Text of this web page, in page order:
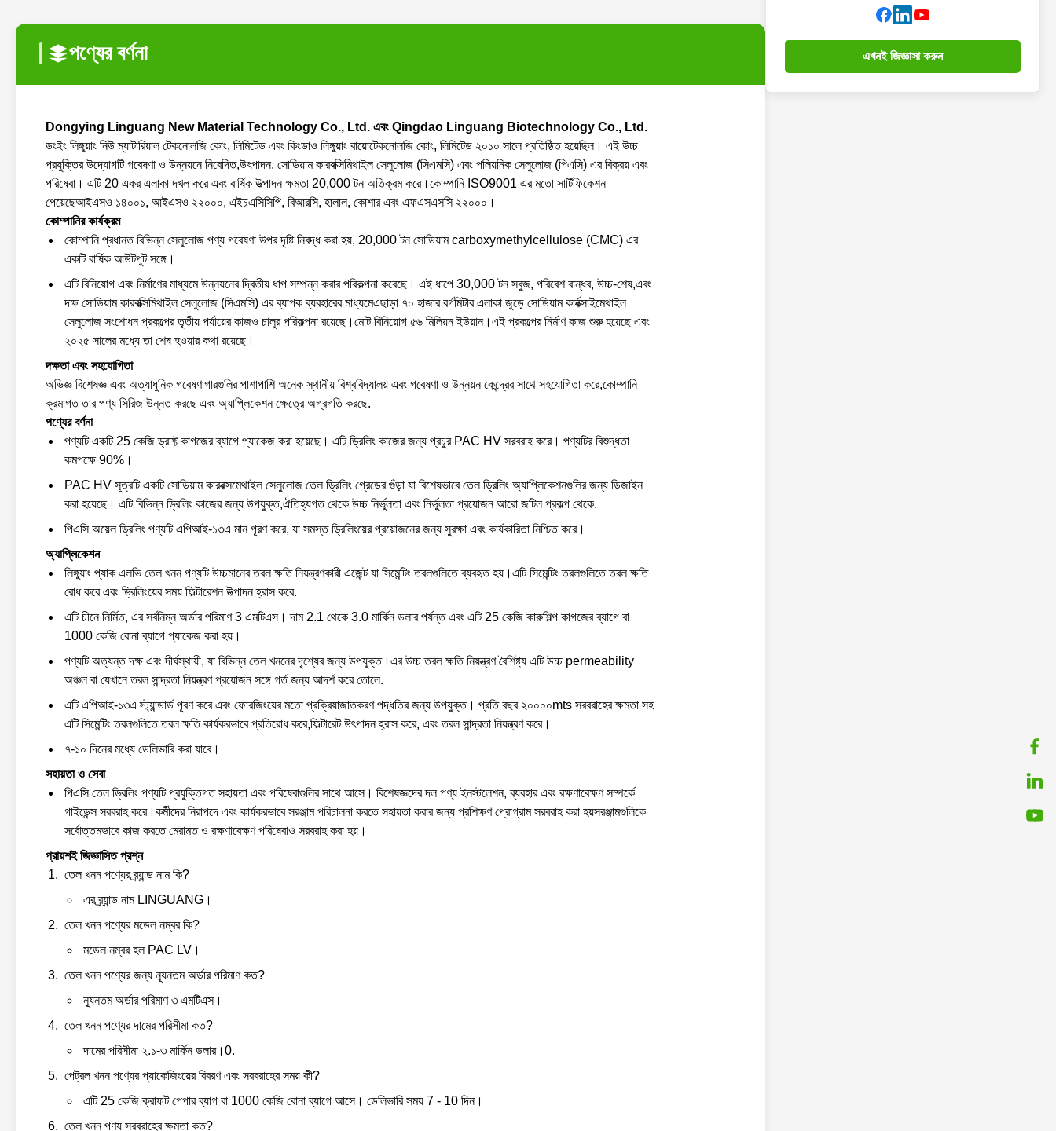
পণ্যের বর্ণনা
Dongying Linguang New Material Technology Co., Ltd. এবং Qingdao Linguang Biotechnology Co., Ltd.
ডংইং লিঙ্গুয়াং নিউ ম্যাটারিয়াল টেকনোলজি কোং, লিমিটেড এবং কিংডাও লিঙ্গুয়াং বায়োটেকনোলজি কোং, লিমিটেড ২০১০ সালে প্রতিষ্ঠিত হয়েছিল। এই উচ্চ
প্রযুক্তির উদ্যোগটি গবেষণা ও উন্নয়নে নিবেদিত,উৎপাদন, সোডিয়াম কারবক্সিমিথাইল সেলুলোজ (সিএমসি) এবং পলিয়নিক সেলুলোজ (পিএসি) এর বিক্রয় এবং
পরিষেবা। এটি 20 একর এলাকা দখল করে এবং বার্ষিক উত্পাদন ক্ষমতা 20,000 টন অতিক্রম করে।কোম্পানি ISO9001 এর মতো সার্টিফিকেশন
পেয়েছেআইএসও ১৪০০১, আইএসও ২২০০০, এইচএসিসিপি, বিআরসি, হালাল, কোশার এবং এফএসএসসি ২২০০০।
কোম্পানির কার্যক্রম
কোম্পানি প্রধানত বিভিন্ন সেলুলোজ পণ্য গবেষণা উপর দৃষ্টি নিবদ্ধ করা হয়, 20,000 টন সোডিয়াম carboxymethylcellulose (CMC) এর
একটি বার্ষিক আউটপুট সঙ্গে।
এটি বিনিয়োগ এবং নির্মাণের মাধ্যমে উন্নয়নের দ্বিতীয় ধাপ সম্পন্ন করার পরিকল্পনা করেছে। এই ধাপে 30,000 টন সবুজ, পরিবেশ বান্ধব, উচ্চ-শেষ,এবং
দক্ষ সোডিয়াম কারবক্সিমিথাইল সেলুলোজ (সিএমসি) এর ব্যাপক ব্যবহারের মাধ্যমেএছাড়া ৭০ হাজার বর্গমিটার এলাকা জুড়ে সোডিয়াম কার্বক্সাইমেথাইল
সেলুলোজ সংশোধন প্রকল্পের তৃতীয় পর্যায়ের কাজও চালুর পরিকল্পনা রয়েছে।মোট বিনিয়োগ ৫৬ মিলিয়ন ইউয়ান।এই প্রকল্পের নির্মাণ কাজ শুরু হয়েছে এবং
২০২৫ সালের মধ্যে তা শেষ হওয়ার কথা রয়েছে।
দক্ষতা এবং সহযোগিতা
অভিজ্ঞ বিশেষজ্ঞ এবং অত্যাধুনিক গবেষণাগারগুলির পাশাপাশি অনেক স্থানীয় বিশ্ববিদ্যালয় এবং গবেষণা ও উন্নয়ন কেন্দ্রের সাথে সহযোগিতা করে,কোম্পানি
ক্রমাগত তার পণ্য সিরিজ উন্নত করছে এবং অ্যাপ্লিকেশন ক্ষেত্রে অগ্রগতি করছে.
পণ্যের বর্ণনা
পণ্যটি একটি 25 কেজি ড্রাফ্ট কাগজের ব্যাগে প্যাকেজ করা হয়েছে। এটি ড্রিলিং কাজের জন্য প্রচুর PAC HV সরবরাহ করে। পণ্যটির বিশুদ্ধতা
কমপক্ষে 90%।
PAC HV সূত্রটি একটি সোডিয়াম কারবক্সমেথাইল সেলুলোজ তেল ড্রিলিং গ্রেডের গুঁড়া যা বিশেষভাবে তেল ড্রিলিং অ্যাপ্লিকেশনগুলির জন্য ডিজাইন
করা হয়েছে। এটি বিভিন্ন ড্রিলিং কাজের জন্য উপযুক্ত,ঐতিহ্যগত থেকে উচ্চ নির্ভুলতা এবং নির্ভুলতা প্রয়োজন আরো জটিল প্রকল্প থেকে.
পিএসি অয়েল ড্রিলিং পণ্যটি এপিআই-১৩এ মান পূরণ করে, যা সমস্ত ড্রিলিংয়ের প্রয়োজনের জন্য সুরক্ষা এবং কার্যকারিতা নিশ্চিত করে।
অ্যাপ্লিকেশন
লিঙ্গুয়াং প্যাক এলভি তেল খনন পণ্যটি উচ্চমানের তরল ক্ষতি নিয়ন্ত্রণকারী এজেন্ট যা সিমেন্টিং তরলগুলিতে ব্যবহৃত হয়।এটি সিমেন্টিং তরলগুলিতে তরল ক্ষতি
রোধ করে এবং ড্রিলিংয়ের সময় ফিল্টারেশন উত্পাদন হ্রাস করে.
এটি চীনে নির্মিত, এর সর্বনিম্ন অর্ডার পরিমাণ 3 এমটিএস। দাম 2.1 থেকে 3.0 মার্কিন ডলার পর্যন্ত এবং এটি 25 কেজি কারুশিল্প কাগজের ব্যাগে বা
1000 কেজি বোনা ব্যাগে প্যাকেজ করা হয়।
পণ্যটি অত্যন্ত দক্ষ এবং দীর্ঘস্থায়ী, যা বিভিন্ন তেল খননের দৃশ্যের জন্য উপযুক্ত।এর উচ্চ তরল ক্ষতি নিয়ন্ত্রণ বৈশিষ্ট্য এটি উচ্চ permeability
অঞ্চল বা যেখানে তরল সান্দ্রতা নিয়ন্ত্রণ প্রয়োজন সঙ্গে গর্ত জন্য আদর্শ করে তোলে.
এটি এপিআই-১৩এ স্ট্যান্ডার্ড পূরণ করে এবং ফোরজিংয়ের মতো প্রক্রিয়াজাতকরণ পদ্ধতির জন্য উপযুক্ত। প্রতি বছর ২০০০০mts সরবরাহের ক্ষমতা সহ
এটি সিমেন্টিং তরলগুলিতে তরল ক্ষতি কার্যকরভাবে প্রতিরোধ করে,ফিল্টারেট উৎপাদন হ্রাস করে, এবং তরল সান্দ্রতা নিয়ন্ত্রণ করে।
৭-১০ দিনের মধ্যে ডেলিভারি করা যাবে।
সহায়তা ও সেবা
পিএসি তেল ড্রিলিং পণ্যটি প্রযুক্তিগত সহায়তা এবং পরিষেবাগুলির সাথে আসে। বিশেষজ্ঞদের দল পণ্য ইনস্টলেশন, ব্যবহার এবং রক্ষণাবেক্ষণ সম্পর্কে
গাইডেন্স সরবরাহ করে।কর্মীদের নিরাপদে এবং কার্যকরভাবে সরঞ্জাম পরিচালনা করতে সহায়তা করার জন্য প্রশিক্ষণ প্রোগ্রাম সরবরাহ করা হয়সরঞ্জামগুলিকে
সর্বোত্তমভাবে কাজ করতে মেরামত ও রক্ষণাবেক্ষণ পরিষেবাও সরবরাহ করা হয়।
প্রায়শই জিজ্ঞাসিত প্রশ্ন
তেল খনন পণ্যের ব্র্যান্ড নাম কি?
এর ব্র্যান্ড নাম LINGUANG।
তেল খনন পণ্যের মডেল নম্বর কি?
মডেল নম্বর হল PAC LV।
তেল খনন পণ্যের জন্য ন্যূনতম অর্ডার পরিমাণ কত?
ন্যূনতম অর্ডার পরিমাণ ৩ এমটিএস।
তেল খনন পণ্যের দামের পরিসীমা কত?
দামের পরিসীমা ২.১-৩ মার্কিন ডলার।0.
পেট্রল খনন পণ্যের প্যাকেজিংয়ের বিবরণ এবং সরবরাহের সময় কী?
এটি 25 কেজি ক্রাফট পেপার ব্যাগ বা 1000 কেজি বোনা ব্যাগে আসে। ডেলিভারি সময় 7 - 10 দিন।
তেল খনন পণ্য সরবরাহের ক্ষমতা কত?
এখনই জিজ্ঞাসা করুন